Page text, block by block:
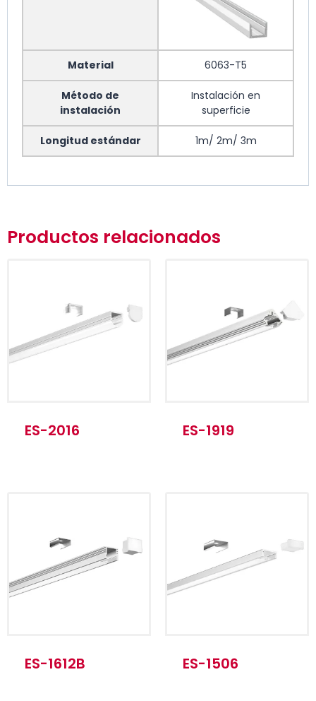
Material 6063-T5
Método de
instalación
Instalación en
superficie
Longitud estándar 1m/ 2m/ 3m
Método de
instalación
Instalación en
superficie
Método de
instalación
Instalación en
superficie
Productos relacionados
ES-2016 ES-1919
ES-1612B ES-1506